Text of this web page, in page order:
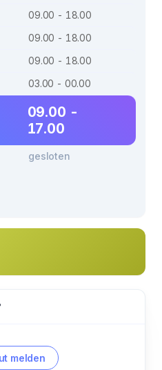
09.00 - 18.00
09.00 - 18.00
09.00 - 18.00
03.00 - 00.00
09.00 -
17.00
gesloten
melden